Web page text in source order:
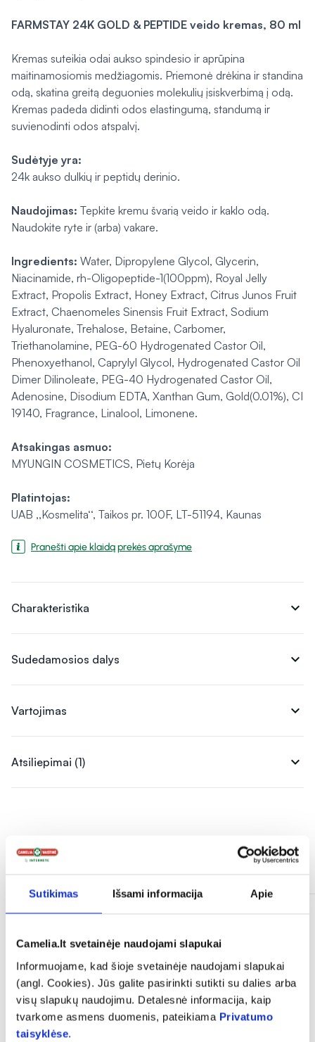
Sutikimas Išsami informacija Apie
Camelia.lt svetainėje naudojami slapukai
Informuojame, kad šioje svetainėje naudojami slapukai
(angl. Cookies). Jūs galite pasirinkti sutikti su dalies arba
visų slapukų naudojimu. Detalesnė informacija, kaip
tvarkome asmens duomenis, pateikiama Privatumo
taisyklėse.
FARMSTAY 24K GOLD & PEPTIDE veido kremas, 80 ml
Kremas suteikia odai aukso spindesio ir aprūpina
maitinamosiomis medžiagomis. Priemonė drėkina ir standina
odą, skatina greitą deguonies molekulių įsiskverbimą į odą.
Kremas padeda didinti odos elastingumą, standumą ir
suvienodinti odos atspalvį.
Sudėtyje yra:
24k aukso dulkių ir peptidų derinio.
Naudojimas: Tepkite kremu švarią veido ir kaklo odą.
Naudokite ryte ir (arba) vakare.
Ingredients: Water, Dipropylene Glycol, Glycerin,
Niacinamide, rh-Oligopeptide-1(100ppm), Royal Jelly
Extract, Propolis Extract, Honey Extract, Citrus Junos Fruit
Extract, Chaenomeles Sinensis Fruit Extract, Sodium
Hyaluronate, Trehalose, Betaine, Carbomer,
Triethanolamine, PEG-60 Hydrogenated Castor Oil,
Phenoxyethanol, Caprylyl Glycol, Hydrogenated Castor Oil
Dimer Dilinoleate, PEG-40 Hydrogenated Castor Oil,
Adenosine, Disodium EDTA, Xanthan Gum, Gold(0.01%), CI
19140, Fragrance, Linalool, Limonene.
Atsakingas asmuo:
MYUNGIN COSMETICS, Pietų Korėja
Platintojas:
UAB ,,Kosmelita‘‘, Taikos pr. 100F, LT-51194, Kaunas
Pranešti apie klaidą prekės aprašyme
Charakteristika expand_more
Sudedamosios dalys expand_more
Vartojimas expand_more
Atsiliepimai (1) expand_more